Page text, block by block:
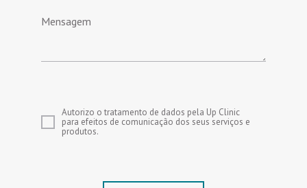
Mensagem
Autorizo o tratamento de dados pela Up Clinic
para efeitos de comunicação dos seus serviços e
produtos.